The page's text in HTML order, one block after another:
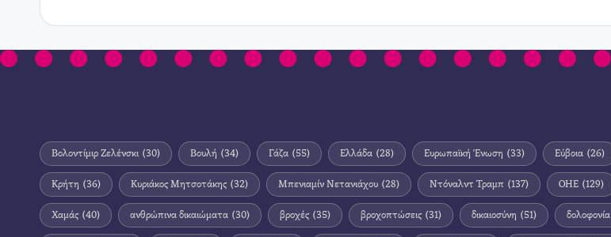
Βολοντίμιρ Ζελένσκι (30) Βουλή (34) Γάζα (55) Ελλάδα (28) Ευρωπαϊκή Ένωση (33) Εύβοια (26)
Κρήτη (36) Κυριάκος Μητσοτάκης (32) Μπενιαμίν Νετανιάχου (28) Ντόναλντ Τραμπ (137) ΟΗΕ (129)
Χαμάς (40) ανθρώπινα δικαιώματα (30) βροχές (35) βροχοπτώσεις (31) δικαιοσύνη (51) δολοφονία